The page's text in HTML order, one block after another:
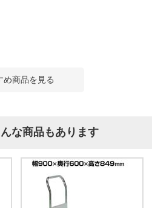
め商品を見る
な商品もあります